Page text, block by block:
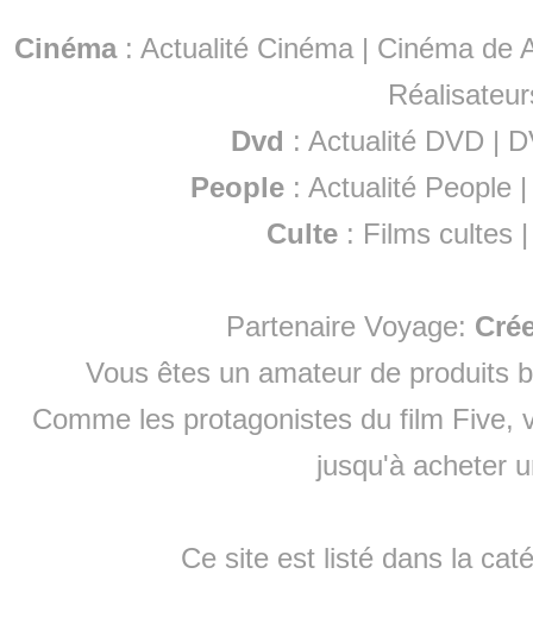
Cinéma: Actualité Cinéma | Cinéma de
Dvd : Actualité DVD |
People :Actualité People
Culte : Films cultes
Partenaire Voyage:
Vous êtes un amateur de produits
Comme les protagonistes du film Five,
jusqu'à acheter
Ce site est listé dans la